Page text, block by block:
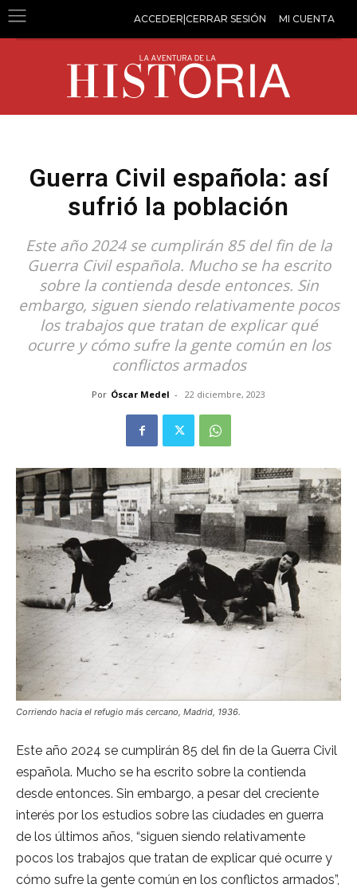
ACCEDER|CERRAR SESIÓN MI CUENTA
Guerra Civil española: así
sufrió la población
Este año 2024 se cumplirán 85 del fin de la
Guerra Civil española. Mucho se ha escrito
sobre la contienda desde entonces. Sin
embargo, siguen siendo relativamente pocos
los trabajos que tratan de explicar qué
ocurre y cómo sufre la gente común en los
conflictos armados
Por Óscar Medel - 22 diciembre, 2023
Corriendo hacia el refugio más cercano, Madrid, 1936.
Este año 2024 se cumplirán 85 del fin de la Guerra Civil
española. Mucho se ha escrito sobre la contienda
desde entonces. Sin embargo, a pesar del creciente
interés por los estudios sobre las ciudades en guerra
de los últimos años, “siguen siendo relativamente
pocos los trabajos que tratan de explicar qué ocurre y
cómo sufre la gente común en los conflictos armados”,